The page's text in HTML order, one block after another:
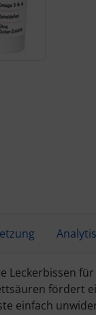
Leckerbissen
fördert
einfach